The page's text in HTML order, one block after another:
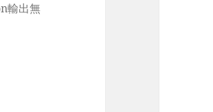
輸出無